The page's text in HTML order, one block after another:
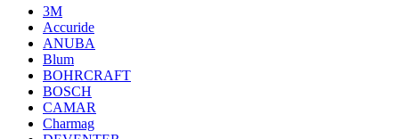
3M
Accuride
ANUBA
Blum
BOHRCRAFT
BOSCH
CAMAR
Charmag